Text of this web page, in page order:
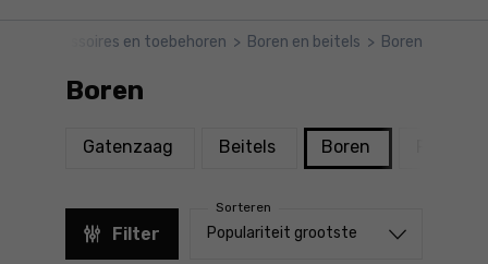
Producten
Accessoires en toebehoren > Boren en beitels > Boren
Boren
Gatenzaag producten
Beitels producten
Boren
Filter
Sorteren
Sorteren uit
Populariteit grootste